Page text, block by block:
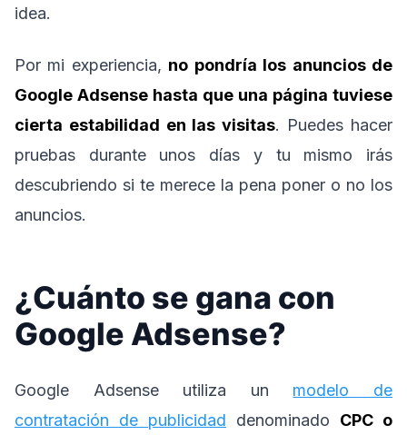
idea.
Por mi experiencia, no pondría los anuncios de
Google Adsense hasta que una página tuviese
cierta estabilidad en las visitas. Puedes hacer
pruebas durante unos días y tu mismo irás
descubriendo si te merece la pena poner o no los
anuncios.
¿Cuánto se gana con
Google Adsense?
Google Adsense utiliza un modelo de
contratación de publicidad denominado CPC o